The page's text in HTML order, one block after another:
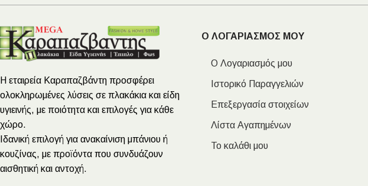
Η εταιρεία Καραπαζβάντη προσφέρει
ολοκληρωμένες λύσεις σε πλακάκια και είδη
υγιεινής, με ποιότητα και επιλογές για κάθε
χώρο.
Ιδανική επιλογή για ανακαίνιση μπάνιου ή
κουζίνας, με προϊόντα που συνδυάζουν
αισθητική και αντοχή.
Ο ΛΟΓΑΡΙΑΣΜΟΣ ΜΟΥ
Ο Λογαριασμός μου
Ιστορικό Παραγγελιών
Επεξεργασία στοιχείων
Λίστα Αγαπημένων
Το καλάθι μου